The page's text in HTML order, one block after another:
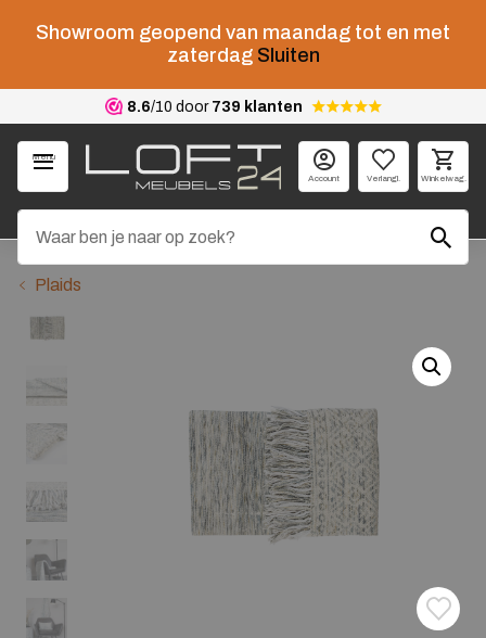
Showroom geopend van maandag tot en met
zaterdag Sluiten
8.6/10 door 739 klanten
Menu
Account Verlangl. Winkelwag.
Plaids